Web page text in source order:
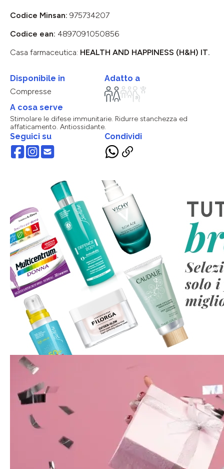
Codice Minsan: 975734207
Codice ean: 4897091050856
Casa farmaceutica: HEALTH AND HAPPINESS (H&H) IT.
Disponibile in
Compresse
Adatto a
A cosa serve
Stimolare le difese immunitarie. Ridurre stanchezza ed
affaticamento. Antiossidante.
Seguici su Condividi